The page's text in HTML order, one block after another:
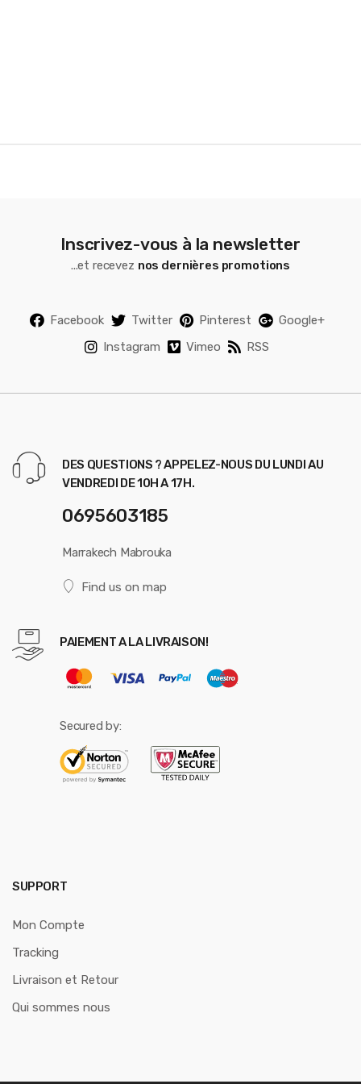
Inscrivez-vous à la newsletter
...et recevez nos dernières promotions
Facebook Twitter Pinterest
Google+
Instagram
Vimeo RSS
DES QUESTIONS ? APPELEZ-NOUS DU LUNDI AU
VENDREDI DE 10H A 17H.
0695603185
Marrakech Mabrouka
Find us on map
PAIEMENT A LA LIVRAISON!
Secured by:
SUPPORT
Mon Compte
Tracking
Livraison et Retour
Qui sommes nous